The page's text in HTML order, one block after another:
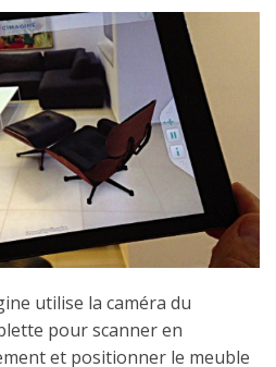
utilise la caméra du
pour scanner en
et positionner le meuble